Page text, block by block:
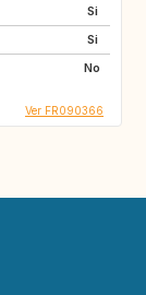
Si
Si
No
Ver FR090366